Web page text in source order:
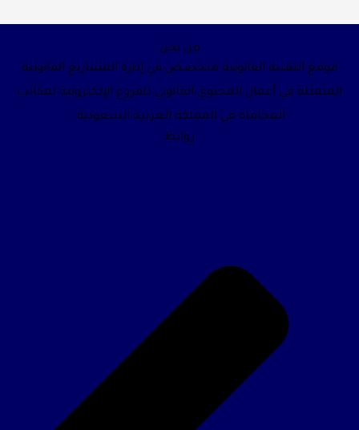
من نحن
موقع التقنية القانونية متخصص في إدارة المشاريع القانونية
المتمثلة في أعمال المحتوى القانوني للفروع الإلكترونية لمكاتب
المحاماة في المملكة العربية السعودية.
روابط